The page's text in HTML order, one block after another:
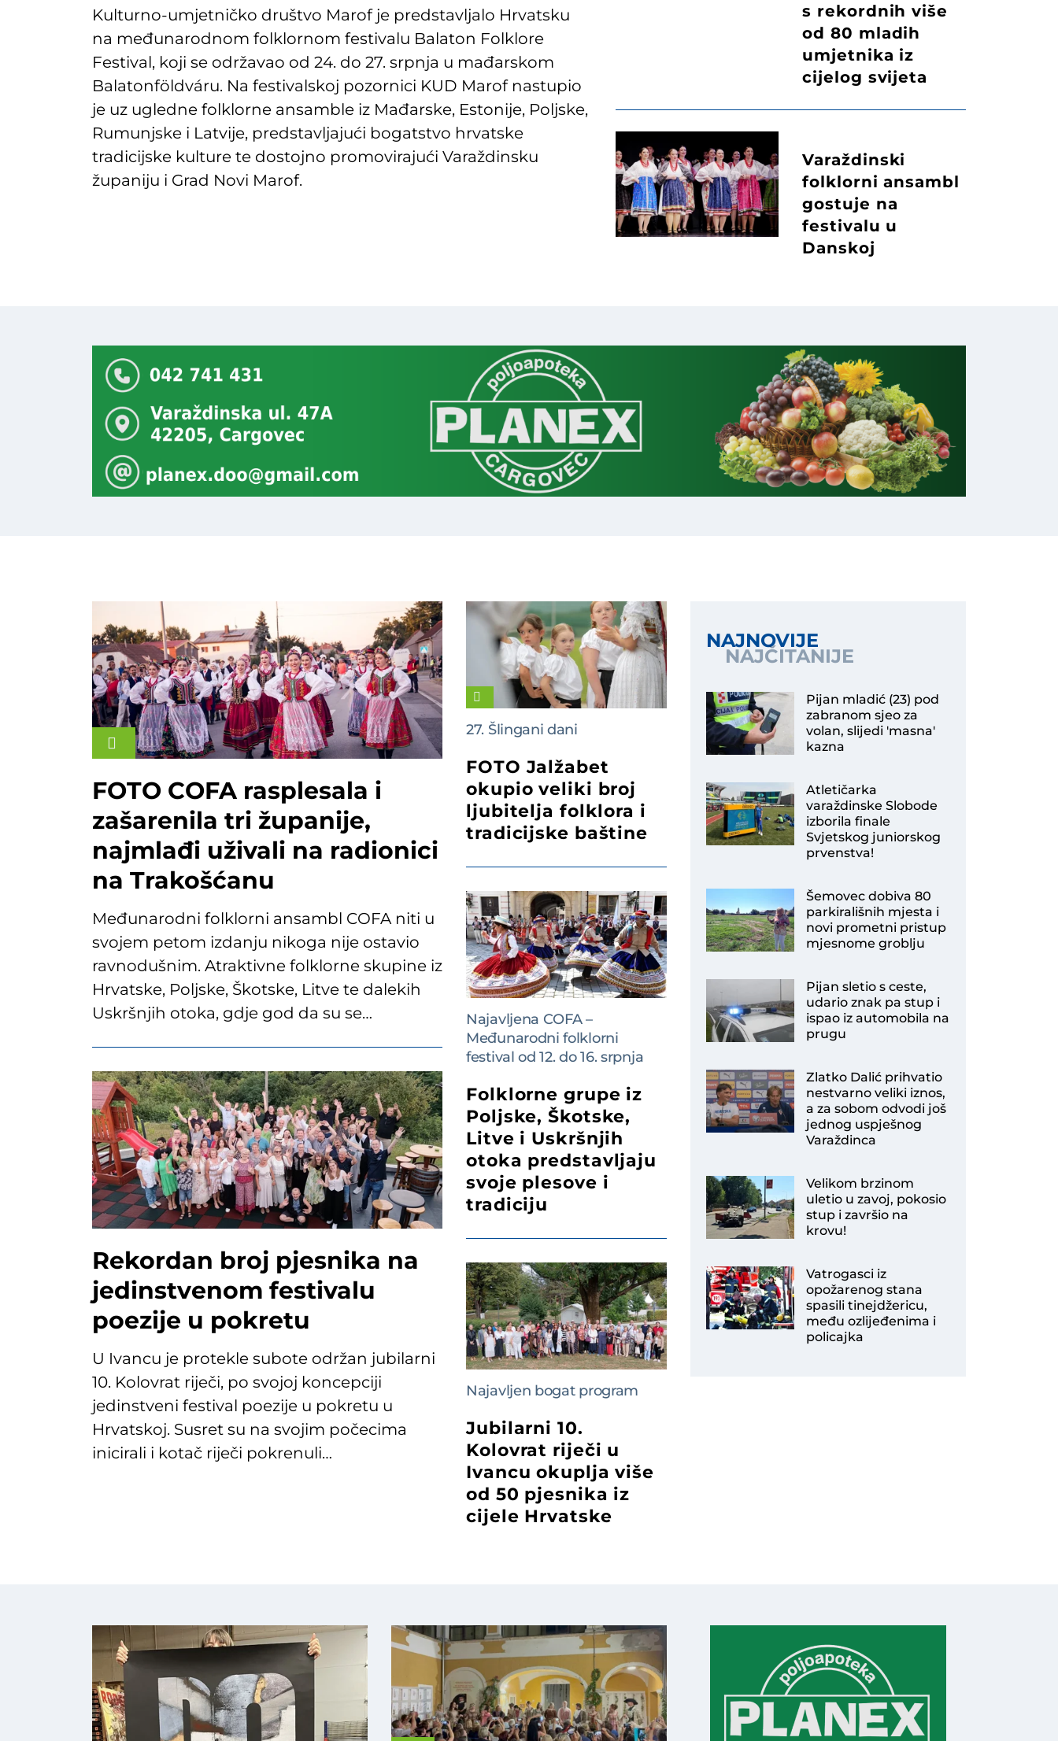
Kulturno-umjetničko društvo Marof je predstavljalo Hrvatsku
na međunarodnom folklornom festivalu Balaton Folklore
Festival, koji se održavao od 24. do 27. srpnja u mađarskom
Balatonföldváru. Na festivalskoj pozornici KUD Marof nastupio
je uz ugledne folklorne ansamble iz Mađarske, Estonije, Poljske,
Rumunjske i Latvije, predstavljajući bogatstvo hrvatske
tradicijske kulture te dostojno promovirajući Varaždinsku
županiju i Grad Novi Marof.
s rekordnih više
od 80 mladih
umjetnika iz
cijelog svijeta
Varaždinski
folklorni ansambl
gostuje na
festivalu u
Danskoj
FOTO COFA rasplesala i
zašarenila tri županije,
najmlađi uživali na radionici
na Trakošćanu
Međunarodni folklorni ansambl COFA niti u
svojem petom izdanju nikoga nije ostavio
ravnodušnim. Atraktivne folklorne skupine iz
Hrvatske, Poljske, Škotske, Litve te dalekih
Uskršnjih otoka, gdje god da su se…
Rekordan broj pjesnika na
jedinstvenom festivalu
poezije u pokretu
U Ivancu je protekle subote održan jubilarni
10. Kolovrat riječi, po svojoj koncepciji
jedinstveni festival poezije u pokretu u
Hrvatskoj. Susret su na svojim počecima
inicirali i kotač riječi pokrenuli…
27. Šlingani dani
FOTO Jalžabet
okupio veliki broj
ljubitelja folklora i
tradicijske baštine
Najavljena COFA –
Međunarodni folklorni
festival od 12. do 16. srpnja
Folklorne grupe iz
Poljske, Škotske,
Litve i Uskršnjih
otoka predstavljaju
svoje plesove i
tradiciju
Najavljen bogat program
Jubilarni 10.
Kolovrat riječi u
Ivancu okuplja više
od 50 pjesnika iz
cijele Hrvatske
NAJNOVIJE
NAJČITANIJE
Pijan mladić (23) pod
zabranom sjeo za
volan, slijedi 'masna'
kazna
Atletičarka
varaždinske Slobode
izborila finale
Svjetskog juniorskog
prvenstva!
Šemovec dobiva 80
parkirališnih mjesta i
novi prometni pristup
mjesnome groblju
Pijan sletio s ceste,
udario znak pa stup i
ispao iz automobila na
prugu
Zlatko Dalić prihvatio
nestvarno veliki iznos,
a za sobom odvodi još
jednog uspješnog
Varaždinca
Velikom brzinom
uletio u zavoj, pokosio
stup i završio na
krovu!
Vatrogasci iz
opožarenog stana
spasili tinejdžericu,
među ozlijeđenima i
policajka